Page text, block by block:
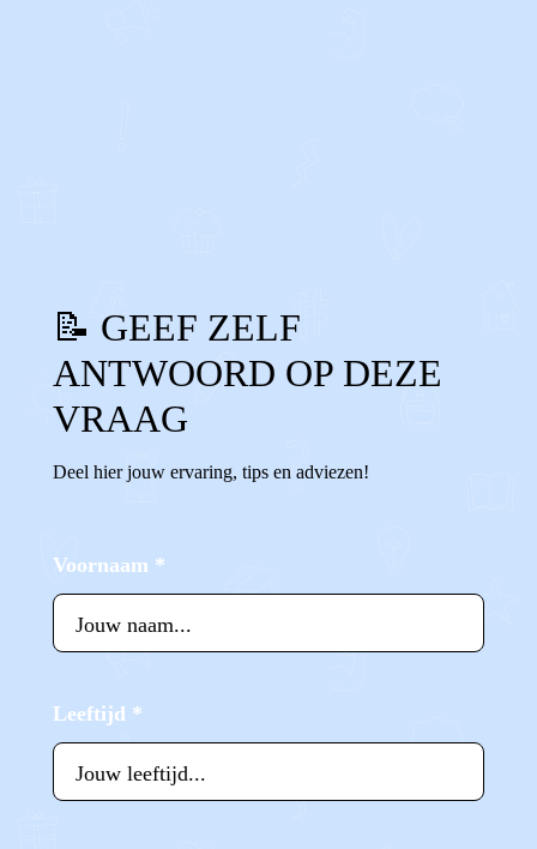
📝 GEEF ZELF
ANTWOORD OP DEZE
VRAAG
Deel hier jouw ervaring, tips en adviezen!
Voornaam *
Leeftijd *